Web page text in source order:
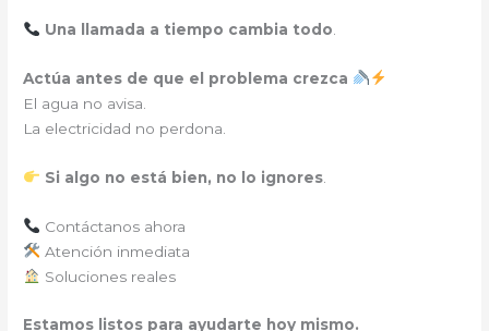
Una llamada a tiempo cambia todo
Actúa antes de que el problema crezca
El agua no avisa.
La electricidad no perdona.
Si algo no está bien, no lo ignores.
Contáctanos ahora
Atención inmediata
Soluciones reales
Estamos listos para ayudarte hoy mismo.